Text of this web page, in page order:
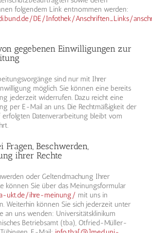
folgendem Link entnommen werden:
DE/Infothek/Anschriften_Links/
gegebenen Einwilligungen zur
sind nur mit Ihrer
möglich. Sie können eine bereits
jederzeit widerrufen. Dazu reicht eine
per E-Mail an uns. Die Rechtmäßigkeit der
erfolgten Datenverarbeitung bleibt vom
Fragen, Beschwerden,
ihrer Rechte
oder Geltendmachung Ihrer
können Sie über das Meinungsformular
ukt.de/ihre-meinung/ mit uns in
Weiterhin können Sie sich jederzeit unter
an uns wenden: Universitätsklinikum
Betriebsamt (tba), Otfried-Müller-